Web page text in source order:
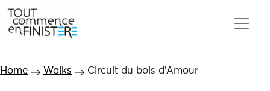
Home Walks Circuit du bois d’Amour